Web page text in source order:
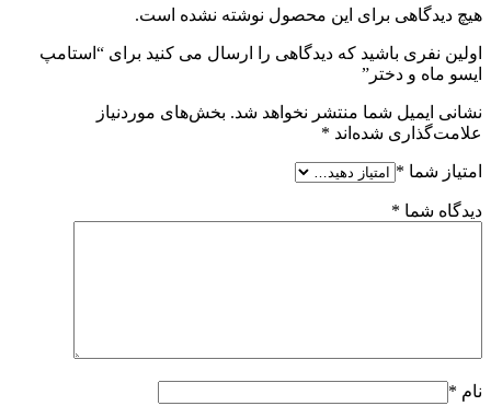
هیچ دیدگاهی برای این محصول نوشته نشده است.
اولین نفری باشید که دیدگاهی را ارسال می کنید برای “استامپ
ایسو ماه و دختر”
نشانی ایمیل شما منتشر نخواهد شد. بخش‌های موردنیاز
علامت‌گذاری شده‌اند *
امتیاز شما *
دیدگاه شما *
نام *